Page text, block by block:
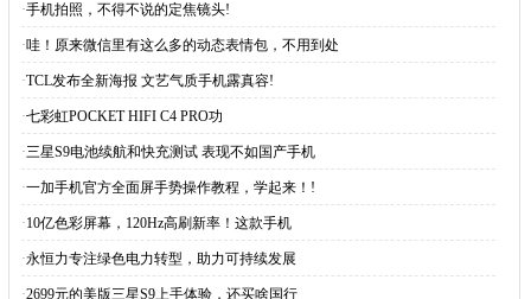
·手机拍照，不得不说的定焦镜头!
·哇！原来微信里有这么多的动态表情包，不用到处
·TCL发布全新海报 文艺气质手机露真容!
·七彩虹POCKET HIFI C4 PRO功
·三星S9电池续航和快充测试 表现不如国产手机
·一加手机官方全面屏手势操作教程，学起来！!
·10亿色彩屏幕，120Hz高刷新率！这款手机
·永恒力专注绿色电力转型，助力可持续发展
·2699元的美版三星S9上手体验，还买啥国行